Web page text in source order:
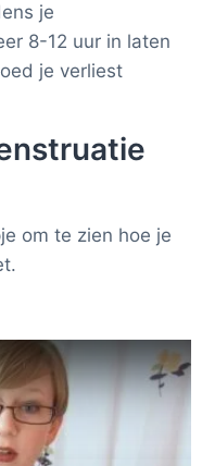
je
8-12 uur in laten
je verliest
om te zien hoe je